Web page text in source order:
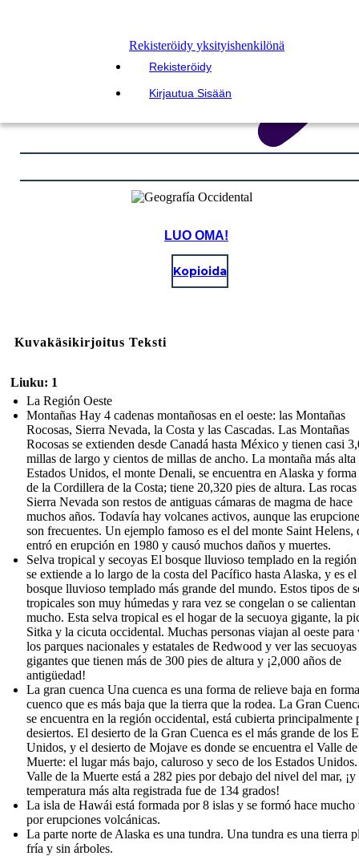
Rekisteröidy yksityishenkilönä
Rekisteröidy
Kirjautua Sisään
LUO OMA!
Kopioida
Kuvakäsikirjoitus Teksti
Liuku: 1
La Región Oeste
Montañas Hay 4 cadenas montañosas en el oeste: las Montañas
Rocosas, Sierra Nevada, la Costa y las Cascadas. Las Montañas
Rocosas se extienden desde Canadá hasta México y tienen casi
millas de largo y cientos de millas de ancho. La montaña más alta
Estados Unidos, el monte Denali, se encuentra en Alaska y forma
de la Cordillera de la Costa; tiene 20,320 pies de altura. Las rocas
Sierra Nevada son restos de antiguas cámaras de magma de hace
muchos años. Todavía hay volcanes activos, aunque las
son frecuentes. Un ejemplo famoso es el del monte Saint Helens,
entró en erupción en 1980 y causó muchos daños y muertes.
Selva tropical y secoyas El bosque lluvioso templado en la región
se extiende a lo largo de la costa del Pacífico hasta Alaska, y es el
bosque lluvioso templado más grande del mundo. Estos tipos de
tropicales son muy húmedas y rara vez se congelan o se calientan
mucho. Esta selva tropical es el hogar de la secuoya gigante, la
Sitka y la cicuta occidental. Muchas personas viajan al oeste para
los parques nacionales y estatales de Redwood y ver las secuoyas
gigantes que tienen más de 300 pies de altura y ¡2,000 años de
antigüedad!
La gran cuenca Una cuenca es una forma de relieve baja en
cuenco que es más baja que la tierra que la rodea. La Gran
se encuentra en la región occidental, está cubierta principalmente
desiertos. El desierto de la Gran Cuenca es el más grande de los
Unidos, y el desierto de Mojave es donde se encuentra el Valle
Muerte: el lugar más bajo, caluroso y seco de los Estados
Valle de la Muerte está a 282 pies por debajo del nivel del mar, ¡y
temperatura más alta registrada fue de 134 grados!
La isla de Hawái está formada por 8 islas y se formó hace mucho
por erupciones volcánicas.
La parte norte de Alaska es una tundra. Una tundra es una tierra
fría y sin árboles.